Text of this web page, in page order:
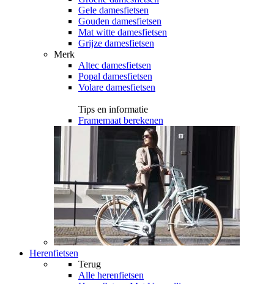
Gele damesfietsen
Gouden damesfietsen
Mat witte damesfietsen
Grijze damesfietsen
Merk
Altec damesfietsen
Popal damesfietsen
Volare damesfietsen
Tips en informatie
Framemaat berekenen
Herenfietsen
Terug
Alle herenfietsen